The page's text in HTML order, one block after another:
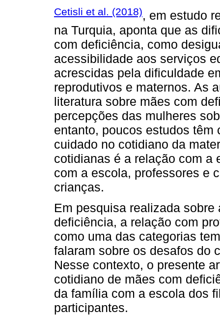
Cetisli et al. (2018), em estudo
na Turquia, aponta que as
com deficiência, como
acessibilidade aos serviços
acrescidas pela dificuldade
reprodutivos e maternos. As
literatura sobre mães com
percepções das mulheres
entanto, poucos estudos
cuidado no cotidiano da
cotidianas é a relação com a
com a escola, professores e
crianças.
Em pesquisa realizada
deficiência, a relação com
como uma das categorias
falaram sobre os desafos do
Nesse contexto, o presente
cotidiano de mães com
da família com a escola dos
participantes.